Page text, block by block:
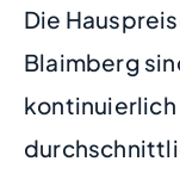
Die
Blaimberg